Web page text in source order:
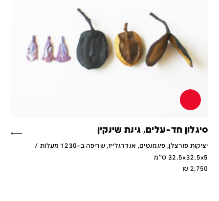
סיגלון חד-עלים, גינת שינקין
יציקות פורצלן, פיגמנטים, אנדרגלייז, שריפה ב-1230 מעלות /
32.5x32.5x5 ס''מ
2,750
₪